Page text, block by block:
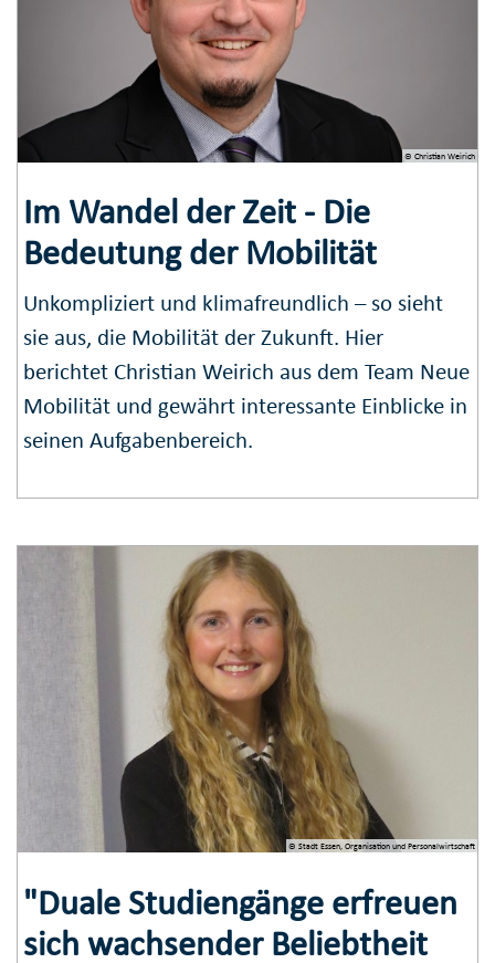
© Christian Weirich
Im Wandel der Zeit - Die
Bedeutung der Mobilität
Unkompliziert und klimafreundlich – so sieht
sie aus, die Mobilität der Zukunft. Hier
berichtet Christian Weirich aus dem Team Neue
Mobilität und gewährt interessante Einblicke in
seinen Aufgabenbereich.
© Stadt Essen, Organisation und Personalwirtschaft
"Duale Studiengänge erfreuen
sich wachsender Beliebtheit